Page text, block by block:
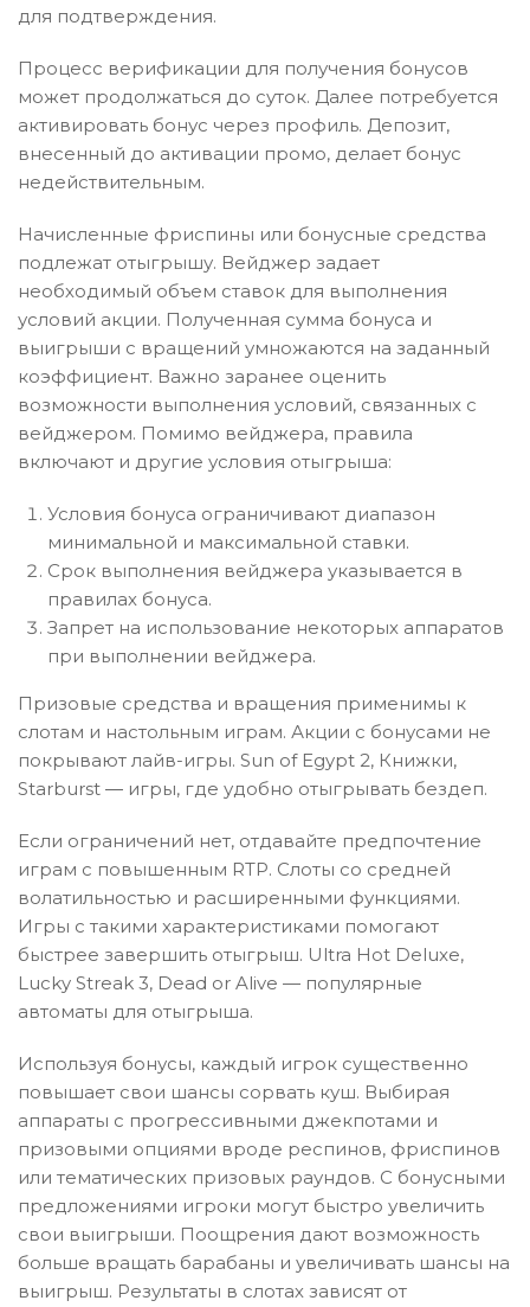
для подтверждения.
Процесс верификации для получения бонусов
может продолжаться до суток. Далее потребуется
активировать бонус через профиль. Депозит,
внесенный до активации промо, делает бонус
недействительным.
Начисленные фриспины или бонусные средства
подлежат отыгрышу. Вейджер задает
необходимый объем ставок для выполнения
условий акции. Полученная сумма бонуса и
выигрыши с вращений умножаются на заданный
коэффициент. Важно заранее оценить
возможности выполнения условий, связанных с
вейджером. Помимо вейджера, правила
включают и другие условия отыгрыша:
Условия бонуса ограничивают диапазон
минимальной и максимальной ставки.
Срок выполнения вейджера указывается в
правилах бонуса.
Запрет на использование некоторых аппаратов
при выполнении вейджера.
Призовые средства и вращения применимы к
слотам и настольным играм. Акции с бонусами не
покрывают лайв-игры. Sun of Egypt 2, Книжки,
Starburst ― игры, где удобно отыгрывать бездеп.
Если ограничений нет, отдавайте предпочтение
играм с повышенным RTP. Слоты со средней
волатильностью и расширенными функциями.
Игры с такими характеристиками помогают
быстрее завершить отыгрыш. Ultra Hot Deluxe,
Lucky Streak 3, Dead or Alive — популярные
автоматы для отыгрыша.
Используя бонусы, каждый игрок существенно
повышает свои шансы сорвать куш. Выбирая
аппараты с прогрессивными джекпотами и
призовыми опциями вроде респинов, фриспинов
или тематических призовых раундов. С бонусными
предложениями игроки могут быстро увеличить
свои выигрыши. Поощрения дают возможность
больше вращать барабаны и увеличивать шансы на
выигрыш. Результаты в слотах зависят от